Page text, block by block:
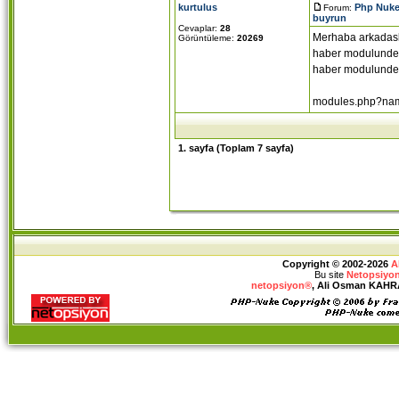
kurtulus
Cevaplar: 28
Görüntüleme: 20269
Forum: Php
buyrun
Merhaba
haber
haber
1. sayfa (Toplam 7 sayfa)
Copyright © 2002-2026
Bu site
netopsiyon®, Ali Osman